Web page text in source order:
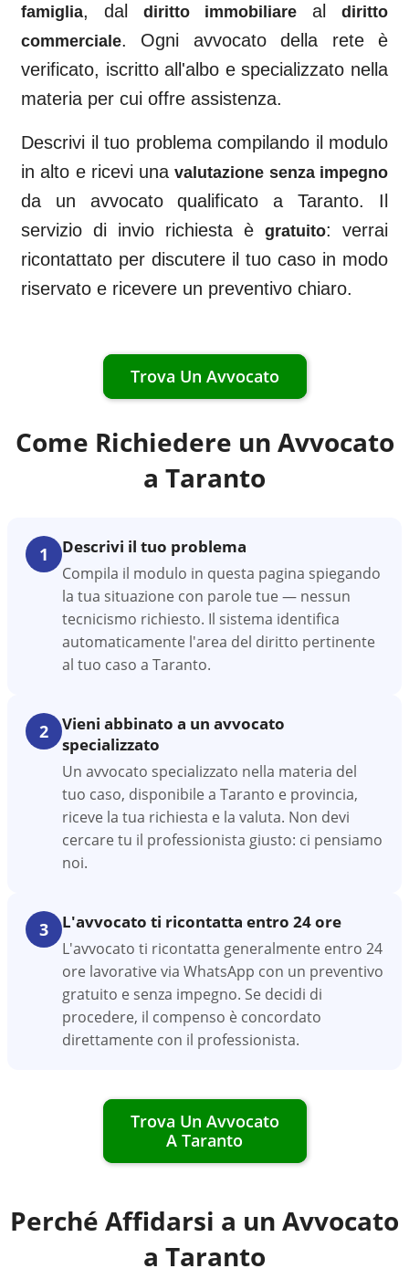
famiglia, dal diritto immobiliare al
diritto
commerciale. Ogni avvocato della rete è
verificato, iscritto all'albo e specializzato nella
materia per cui offre assistenza.
Descrivi il tuo problema compilando il modulo
in alto e ricevi unavalutazione senza impegno
da un avvocato qualificato aTaranto. Il
servizio di invio richiesta è gratuito: verrai
ricontattato per discutere il tuo caso in modo
riservato e ricevere un preventivo chiaro.
Trova Un Avvocato
Come Richiedere un Avvocato
a Taranto
1 Descrivi il tuo problema
Compila il modulo in questa pagina spiegando
la tua situazione con parole tue — nessun
tecnicismo richiesto. Il sistema identifica
automaticamente l'area del diritto pertinente
al tuo caso a Taranto.
2
Vieni abbinato a un avvocato
specializzato
Un avvocato specializzato nella materia del
tuo caso, disponibile a Taranto e provincia,
riceve la tua richiesta e la valuta. Non devi
cercare tu il professionista giusto: ci pensiamo
noi.
3 L'avvocato ti ricontatta entro 24 ore
L'avvocato ti ricontatta generalmente entro 24
ore lavorative via WhatsApp con un preventivo
gratuito e senza impegno. Se decidi di
procedere, il compenso è concordato
direttamente con il professionista.
Trova Un Avvocato
A Taranto
Perché Affidarsi a un Avvocato
a Taranto